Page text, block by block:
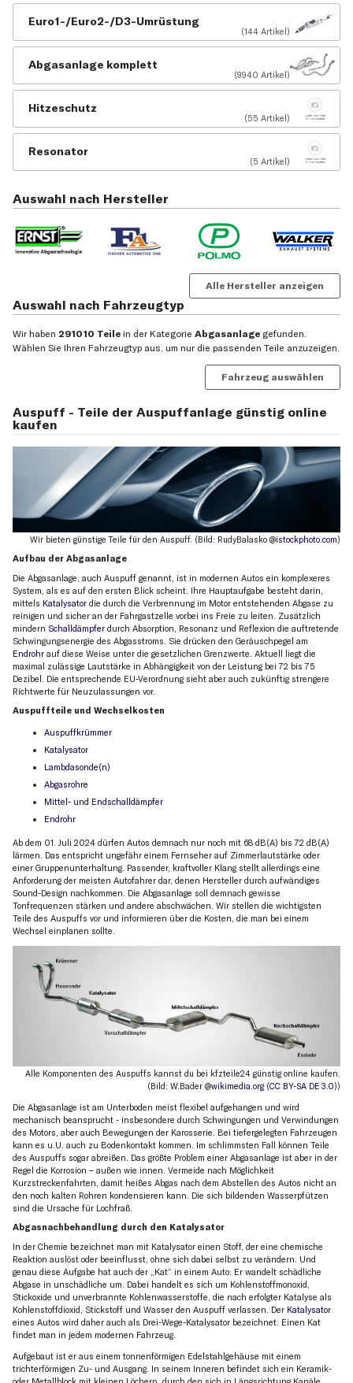
Euro1-/Euro2-/D3-Umrüstung
(144 Artikel)
Abgasanlage komplett
(9940 Artikel)
Hitzeschutz
(55 Artikel)
Resonator
(5 Artikel)
Auswahl nach Hersteller
Alle Hersteller anzeigen
Auswahl nach Fahrzeugtyp
Wir haben 291010 Teile in der Kategorie Abgasanlage gefunden.
Wählen Sie Ihren Fahrzeugtyp aus, um nur die passenden Teile anzuzeigen.
Fahrzeug auswählen
Auspuff - Teile der Auspuffanlage günstig online
kaufen
Wir bieten günstige Teile für den Auspuff. (Bild: RudyBalasko @istockphoto.com)
Aufbau der Abgasanlage
Die Abgasanlage, auch Auspuff genannt, ist in modernen Autos ein komplexeres
System, als es auf den ersten Blick scheint. Ihre Hauptaufgabe besteht darin,
mittels Katalysator die durch die Verbrennung im Motor entstehenden Abgase zu
reinigen und sicher an der Fahrgastzelle vorbei ins Freie zu leiten. Zusätzlich
mindern Schalldämpfer durch Absorption, Resonanz und Reflexion die auftretende
Schwingungsenergie des Abgasstroms. Sie drücken den Geräuschpegel am
Endrohr auf diese Weise unter die gesetzlichen Grenzwerte. Aktuell liegt die
maximal zulässige Lautstärke in Abhängigkeit von der Leistung bei 72 bis 75
Dezibel. Die entsprechende EU-Verordnung sieht aber auch zukünftig strengere
Richtwerte für Neuzulassungen vor.
Auspuffteile und Wechselkosten
Auspuffkrümmer
Katalysator
Lambdasonde(n)
Abgasrohre
Mittel- und Endschalldämpfer
Endrohr
Ab dem 01. Juli 2024 dürfen Autos demnach nur noch mit 68 dB(A) bis 72 dB(A)
lärmen. Das entspricht ungefähr einem Fernseher auf Zimmerlautstärke oder
einer Gruppenunterhaltung. Passender, kraftvoller Klang stellt allerdings eine
Anforderung der meisten Autofahrer dar, denen Hersteller durch aufwändiges
Sound-Design nachkommen. Die Abgasanlage soll demnach gewisse
Tonfrequenzen stärken und andere abschwächen. Wir stellen die wichtigsten
Teile des Auspuffs vor und informieren über die Kosten, die man bei einem
Wechsel einplanen sollte.
Alle Komponenten des Auspuffs kannst du bei kfzteile24 günstig online kaufen.
(Bild: W.Bader @wikimedia.org (CC BY-SA DE 3.0))
Die Abgasanlage ist am Unterboden meist flexibel aufgehangen und wird
mechanisch beansprucht - insbesondere durch Schwingungen und Verwindungen
des Motors, aber auch Bewegungen der Karosserie. Bei tiefergelegten Fahrzeugen
kann es u.U. auch zu Bodenkontakt kommen. Im schlimmsten Fall können Teile
des Auspuffs sogar abreißen. Das größte Problem einer Abgasanlage ist aber in der
Regel die Korrosion – außen wie innen. Vermeide nach Möglichkeit
Kurzstreckenfahrten, damit heißes Abgas nach dem Abstellen des Autos nicht an
den noch kalten Rohren kondensieren kann. Die sich bildenden Wasserpfützen
sind die Ursache für Lochfraß.
Abgasnachbehandlung durch den Katalysator
In der Chemie bezeichnet man mit Katalysator einen Stoff, der eine chemische
Reaktion auslöst oder beeinflusst, ohne sich dabei selbst zu verändern. Und
genau diese Aufgabe hat auch der „Kat“ in einem Auto: Er wandelt schädliche
Abgase in unschädliche um. Dabei handelt es sich um Kohlenstoffmonoxid,
Stickoxide und unverbrannte Kohlenwasserstoffe, die nach erfolgter Katalyse als
Kohlenstoffdioxid, Stickstoff und Wasser den Auspuff verlassen. Der Katalysator
eines Autos wird daher auch als Drei-Wege-Katalysator bezeichnet. Einen Kat
findet man in jedem modernen Fahrzeug.
Aufgebaut ist er aus einem tonnenförmigen Edelstahlgehäuse mit einem
trichterförmigen Zu- und Ausgang. In seinem Inneren befindet sich ein Keramik-